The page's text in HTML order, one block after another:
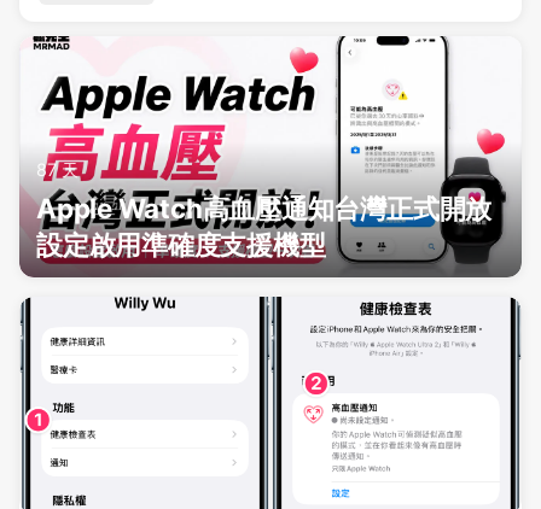
87 天
Apple Watch高血壓通知台灣正式開放
設定啟用準確度支援機型